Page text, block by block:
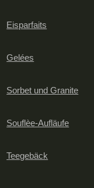
Eisparfaits
Gelées
Sorbet und Granite
Souflèe-Aufläufe
Teegebäck